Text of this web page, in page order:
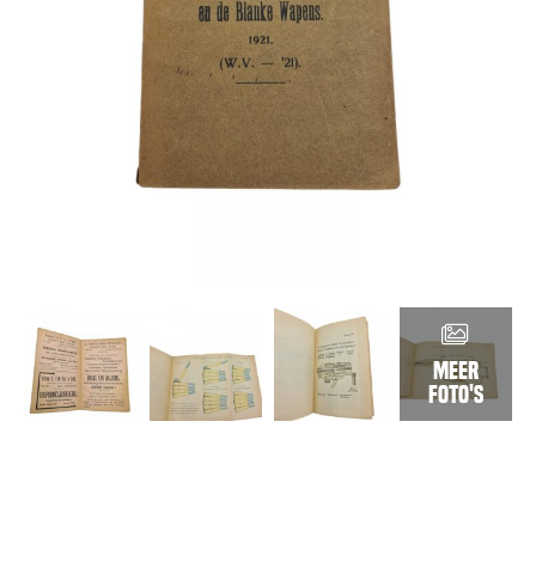
Meer
foto's